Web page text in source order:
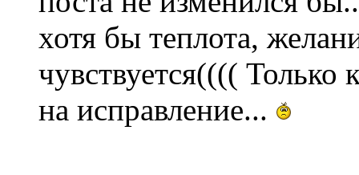
хотя бы теплота,
чувствуется((((
на исправление...